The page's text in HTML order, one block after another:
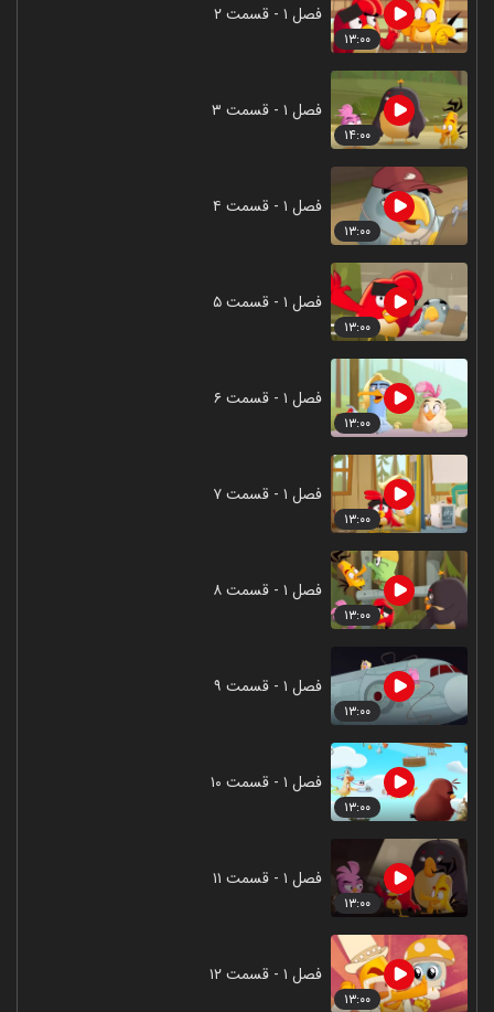
۱۳:۰۰
فصل ۱ - قسمت ۲
۱۴:۰۰
فصل ۱ - قسمت ۳
۱۳:۰۰
فصل ۱ - قسمت ۴
۱۳:۰۰
فصل ۱ - قسمت ۵
۱۳:۰۰
فصل ۱ - قسمت ۶
۱۳:۰۰
فصل ۱ - قسمت ۷
۱۳:۰۰
فصل ۱ - قسمت ۸
۱۳:۰۰
فصل ۱ - قسمت ۹
۱۳:۰۰
فصل ۱ - قسمت ۱۰
۱۳:۰۰
فصل ۱ - قسمت ۱۱
۱۳:۰۰
فصل ۱ - قسمت ۱۲